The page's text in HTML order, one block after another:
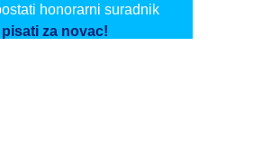
honorarni suradnik
pisati za novac!